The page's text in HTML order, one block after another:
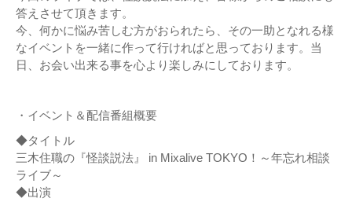
答えさせて頂きます。
今、何かに悩み苦しむ方がおられたら、その一助となれる様
なイベントを一緒に作って行ければと思っております。当
日、お会い出来る事を心より楽しみにしております。
・イベント＆配信番組概要
◆タイトル
三木住職の『怪談説法』 in Mixalive TOKYO！～年忘れ相談
ライブ～
◆出演